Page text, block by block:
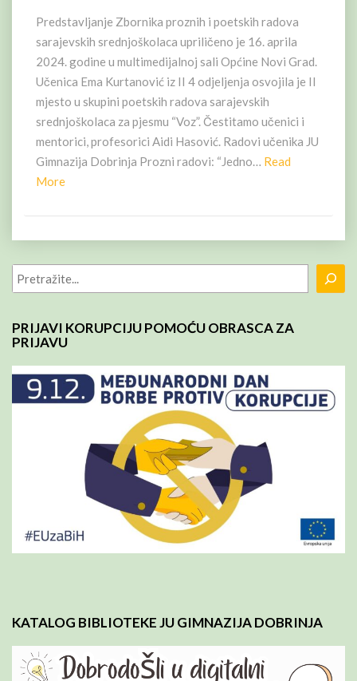
RADOVA
Predstavljanje Zbornika proznih i poetskih radova
sarajevskih srednjoškolaca upriličeno je 16. aprila
2024. godine u multimedijalnoj sali Općine Novi Grad.
Učenica Ema Kurtanović iz II 4 odjeljenja osvojila je II
mjesto u skupini poetskih radova sarajevskih
srednjoškolaca za pjesmu “Voz”. Čestitamo učenici i
mentorici, profesorici Aidi Hasović. Radovi učenika JU
Gimnazija Dobrinja Prozni radovi: “Jedno… Read
MoreRead
Pretraga
PRIJAVI KORUPCIJU POMOĆU OBRASCA ZA
PRIJAVU
KATALOG BIBLIOTEKE JU GIMNAZIJA DOBRINJA